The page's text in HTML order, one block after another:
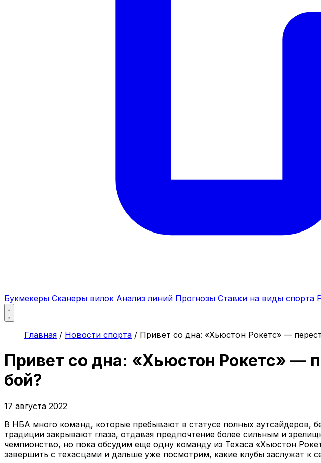
Букмекеры Сканеры вилок Анализ линий Прогнозы Ставки на виды спорта
Главная / Новости спорта / Привет со дна: «Хьюстон Рокетс» —
Привет со дна: «Хьюстон Рокетс» —
бой?
17 августа 2022
В НБА много команд, которые пребывают в статусе полных аутсайдеров,
традиции закрывают глаза, отдавая предпочтение более сильным и
чемпионство, но пока обсудим еще одну команду из Техаса «Хьюстон
завершить с техасцами и дальше уже посмотрим, какие клубы заслужат к